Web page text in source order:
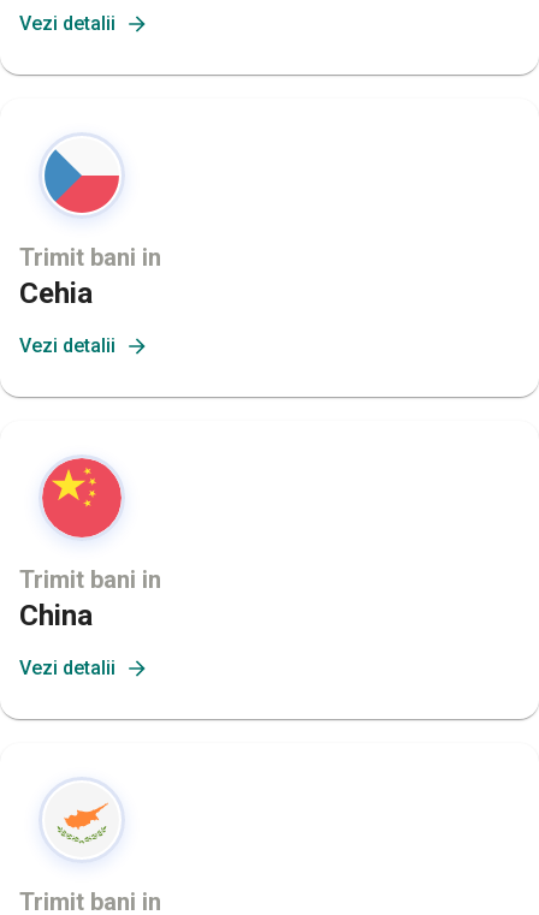
Vezi detalii
Trimit bani in
Cehia
Vezi detalii
Trimit bani in
China
Vezi detalii
Trimit bani in